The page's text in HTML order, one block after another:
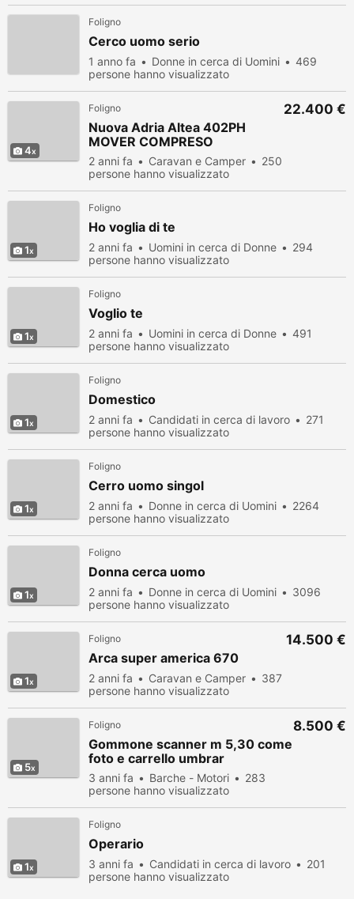
Foligno
Cerco uomo serio
1 anno fa Donne in cerca di Uomini
469
persone hanno visualizzato
4
Foligno
Nuova Adria Altea 402PH
MOVER COMPRESO
2 anni fa Caravan e Camper
250
persone hanno visualizzato
22.400 €
1
Foligno
Ho voglia di te
2 anni fa Uomini in cerca di Donne
294
persone hanno visualizzato
1
Foligno
Voglio te
2 anni fa Uomini in cerca di Donne
491
persone hanno visualizzato
1
Foligno
Domestico
2 anni fa Candidati in cerca di lavoro
271
persone hanno visualizzato
1
Foligno
Cerro uomo singol
2 anni fa Donne in cerca di Uomini
2264
persone hanno visualizzato
1
Foligno
Donna cerca uomo
2 anni fa Donne in cerca di Uomini
3096
persone hanno visualizzato
1
Foligno
Arca super america 670
2 anni fa Caravan e Camper
387
persone hanno visualizzato
14.500 €
5
Foligno
Gommone scanner m 5,30 come
foto e carrello umbrar
3 anni fa Barche - Motori
283
persone hanno visualizzato
8.500 €
1
Foligno
Operario
3 anni fa Candidati in cerca di lavoro
201
persone hanno visualizzato